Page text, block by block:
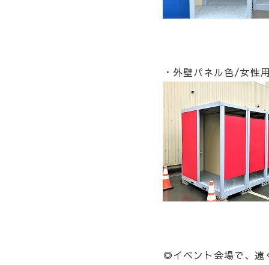
・外壁パネル色/女性
◎イベント会場で、遠